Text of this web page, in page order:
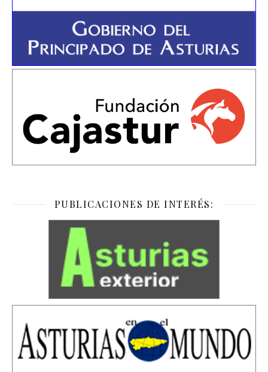
PUBLICACIONES DE INTERÉS: